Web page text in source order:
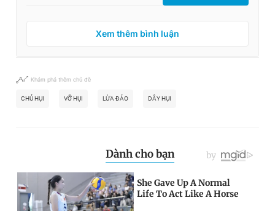
Xem thêm bình luận
Khám phá thêm chủ đề
CHỦ HỤI VỠ HỤI LỪA ĐẢO DÂY HỤI